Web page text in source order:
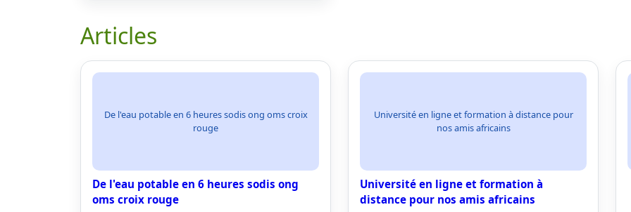
Articles
De l'eau potable en 6 heures sodis ong oms croix
rouge
De l'eau potable en 6 heures sodis ong
oms croix rouge
Université en ligne et formation à distance pour
nos amis africains
Université en ligne et formation à
distance pour nos amis africains